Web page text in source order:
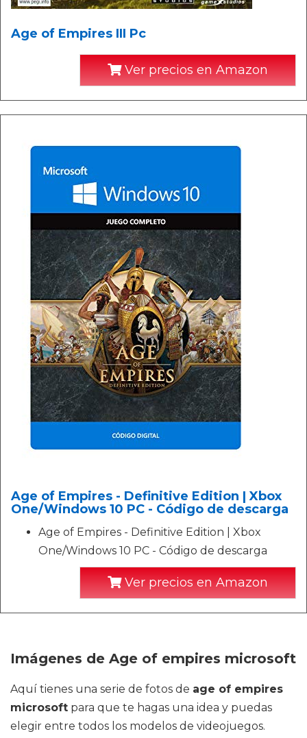
Age of Empires III Pc
Ver precios en Amazon
Age of Empires - Definitive Edition | Xbox
One/Windows 10 PC - Código de descarga
Age of Empires - Definitive Edition | Xbox
One/Windows 10 PC - Código de descarga
Ver precios en Amazon
Imágenes de Age of empires microsoft
Aquí tienes una serie de fotos de age of empires
microsoft para que te hagas una idea y puedas
elegir entre todos los modelos de videojuegos.